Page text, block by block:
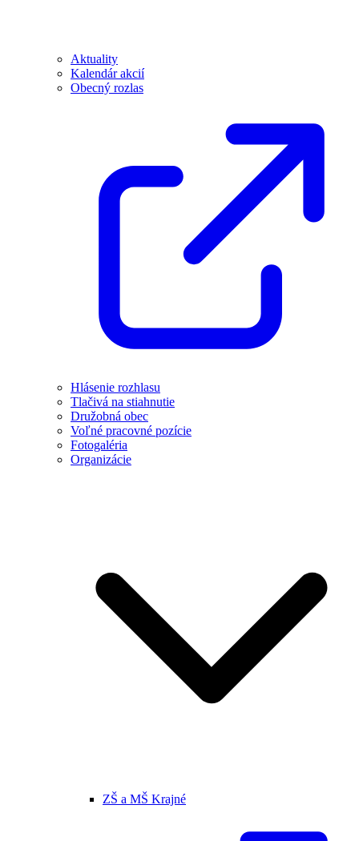
Aktuality
Kalendár akcií
Obecný rozlas
Hlásenie rozhlasu
Tlačivá na stiahnutie
Družobná obec
Voľné pracovné pozície
Fotogaléria
Organizácie
ZŠ a MŠ Krajné